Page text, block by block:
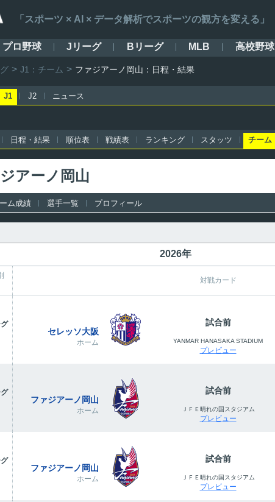
「スポーツ × AI × データ解析でスポーツの観方を変える」
プロ野球 Jリーグ Bリーグ MLB 高校野球
J1：チーム ファジアーノ岡山：日程・結果
J1 J2 ニュース
日程・結果 順位表 戦績表 ランキング スタッツ チーム
アーノ岡山
ム成績 選手一覧 プロフィール
2026年
対戦カード
セレッソ大阪
ホーム
試合前
YANMAR HANASAKA STADIUM
プレビュー
ファジアーノ岡山
ホーム
試合前
ＪＦＥ晴れの国スタジアム
プレビュー
ファジアーノ岡山
ホーム
試合前
ＪＦＥ晴れの国スタジアム
プレビュー